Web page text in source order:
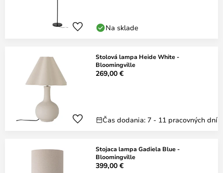
Na sklade
Stolová lampa Heide White -
Bloomingville
269,00 €
Čas dodania: 7 - 11 pracovných dní
Stojaca lampa Gadiela Blue -
Bloomingville
399,00 €